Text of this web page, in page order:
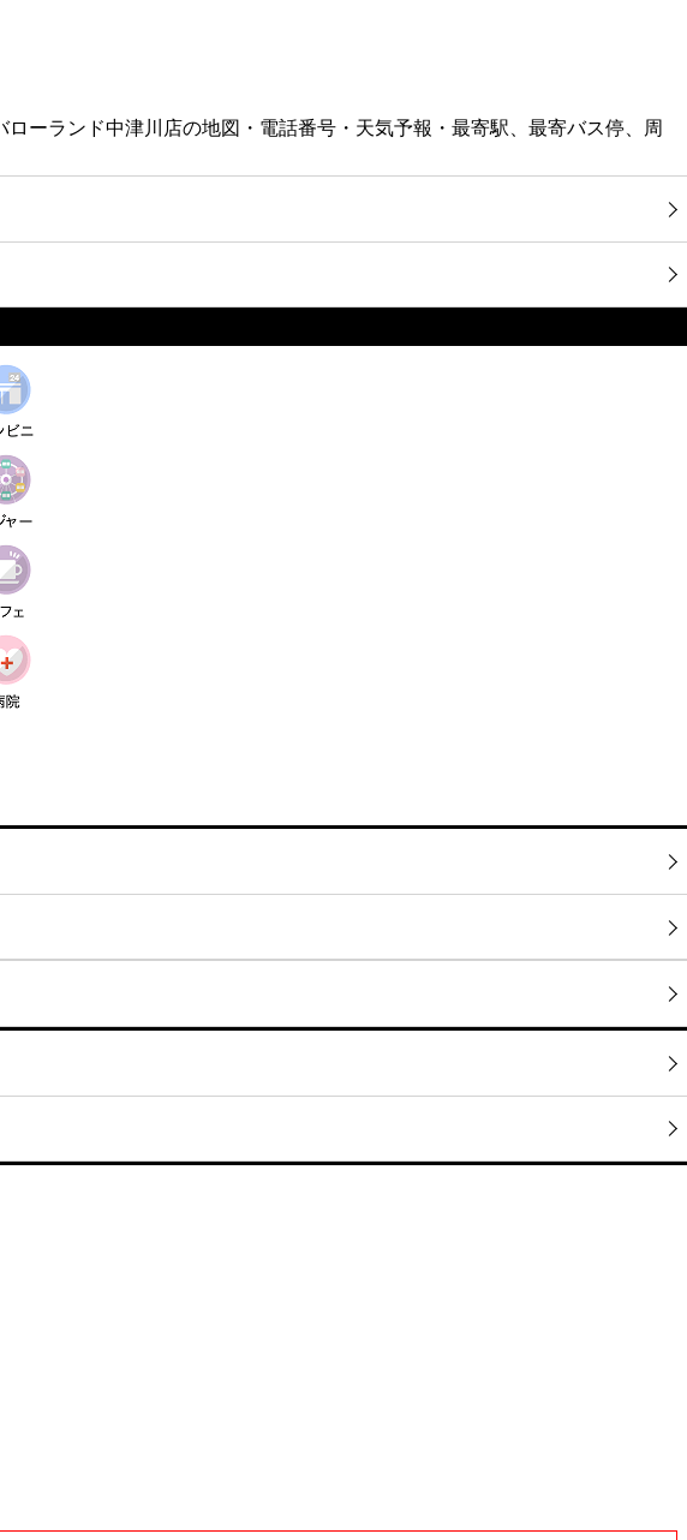
ーランド中津川店の地図・電話番号・天気予報・最寄駅、最寄バス停、周